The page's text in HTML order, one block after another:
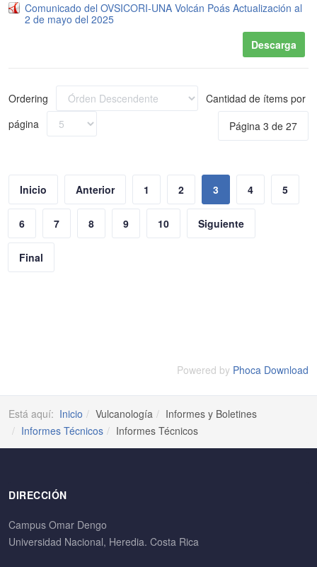
Comunicado del OVSICORI-UNA Volcán Poás Actualización al
2 de mayo del 2025
Descarga
Ordering
Cantidad de ítems por
página
Página 3 de 27
Inicio Anterior 1 2 3 4 5
6 7 8 9 10 Siguiente
Final
Powered by Phoca Download
Está aquí: Inicio Vulcanología
Informes y Boletines
Informes Técnicos
Informes Técnicos
DIRECCIÓN
Campus Omar Dengo
Universidad Nacional, Heredia. Costa Rica